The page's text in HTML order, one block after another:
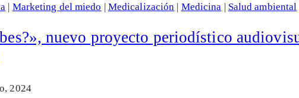
| Marketing del miedo | Medicalización | Medicina | Salud ambiental
nuevo proyecto periodístico
2024